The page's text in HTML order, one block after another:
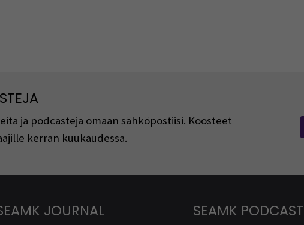
ja podcasteja omaan sähköpostiisi. Koosteet
kerran kuukaudessa.
JOURNAL SEAMK PODCAST